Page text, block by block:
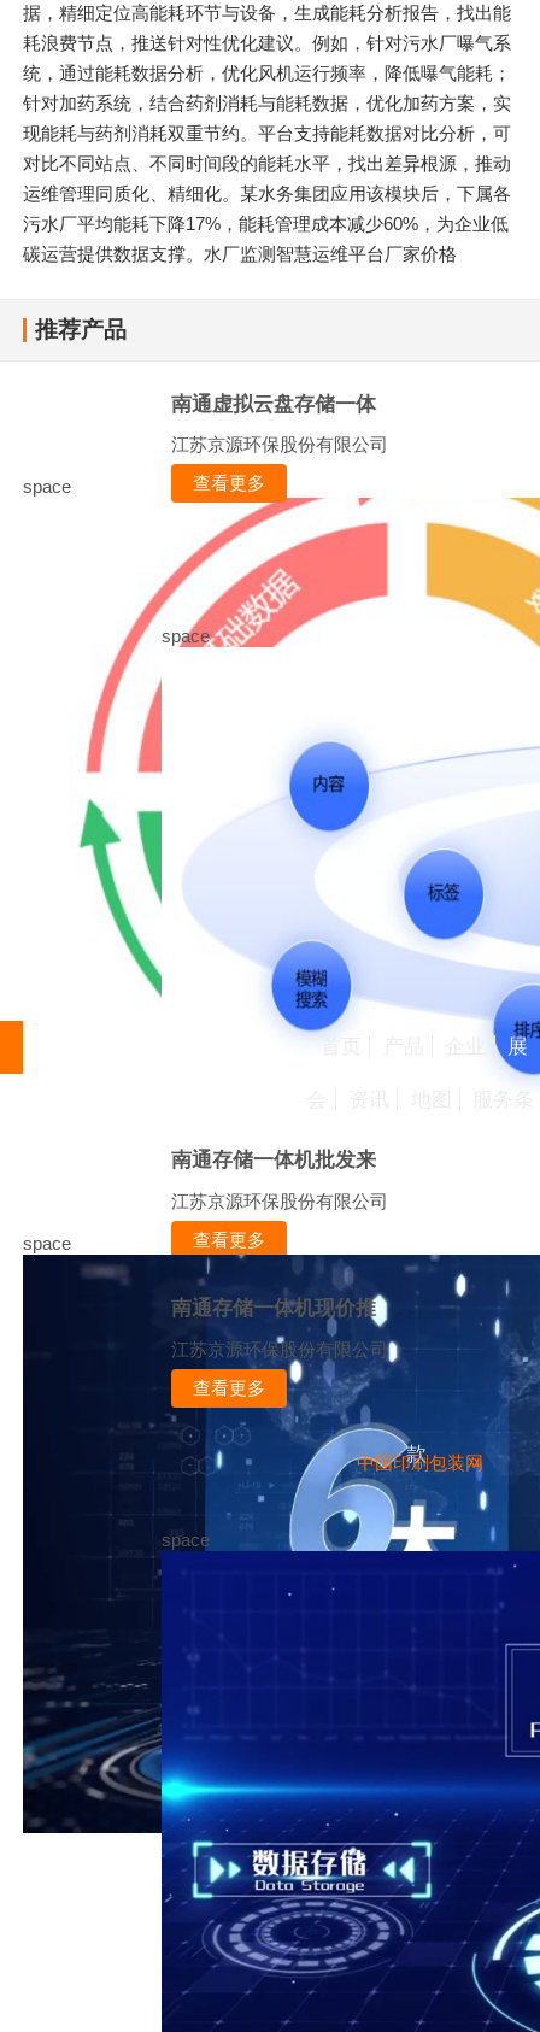
据，精细定位高能耗环节与设备，生成能耗分析报告，找出能
耗浪费节点，推送针对性优化建议。例如，针对污水厂曝气系
统，通过能耗数据分析，优化风机运行频率，降低曝气能耗；
针对加药系统，结合药剂消耗与能耗数据，优化加药方案，实
现能耗与药剂消耗双重节约。平台支持能耗数据对比分析，可
对比不同站点、不同时间段的能耗水平，找出差异根源，推动
运维管理同质化、精细化。某水务集团应用该模块后，下属各
污水厂平均能耗下降17%，能耗管理成本减少60%，为企业低
碳运营提供数据支撑。水厂监测智慧运维平台厂家价格
推荐产品
space
南通虚拟云盘存储一体
江苏京源环保股份有限公司
查看更多
space
南通存储一体机批发来
江苏京源环保股份有限公司
查看更多
space
南通存储一体机现价推
江苏京源环保股份有限公司
查看更多
space
展
款
中国印刷包装网